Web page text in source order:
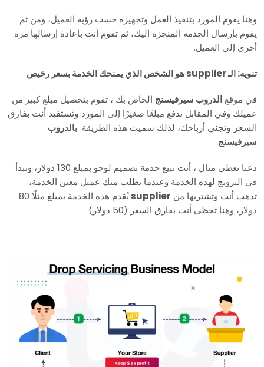
وهنا يقوم المورد بتنفيذ العمل وتجهيزه حسب رؤية العميل، ومن ثم
يقوم بإرسال الخدمة المنجزة إليك، ثم تقوم أنت بإعادة إرسالها مرة
أخرى إلى العميل.
تنويه: الـ supplier هو الشخص الذي يمنحك الخدمة بسعر رخيص
في موقع الدروب سيرفيسنج الخاص بك ، تقوم بتحصيل مبلغ كبير من
عميلك وفي المقابل تدفع مبلغًا صغيرًا إلى المورد وتستفيد أنت بفارق
السعر وتجني أرباحك، لذلك سميت هذه الطريقة بالدروب
سيرفيسنج.
دعنا نعطي مثال ، أنت تبيع خدمة تصميم لوجو بمبلغ 130 دولار، وتبدأ
في الترويج لهذه الخدمة وعندما يطلب منك عميل معين الخدمة،
تذهب أنت وتشتريها من supplier
يُقدم هذه الخدمة بمبلغ مثلًا 80
دولار، وهنا تحظى أنت بفارق السعر (50 دولار)